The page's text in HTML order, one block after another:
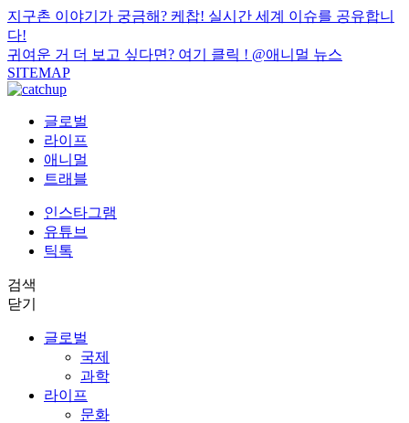
지구촌 이야기가 궁금해? 케찹! 실시간 세계 이슈를 공유합니
다!
귀여운 거 더 보고 싶다면? 여기 클릭 ! @애니멀 뉴스
SITEMAP
글로벌
라이프
애니멀
트래블
인스타그램
유튜브
틱톡
검색
닫기
글로벌
국제
과학
라이프
문화